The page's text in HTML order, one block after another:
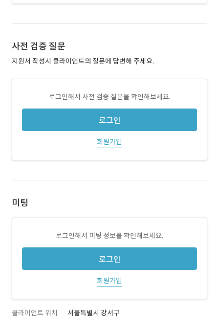
사전 검증 질문
지원서 작성시 클라이언트의 질문에 답변해 주세요.
로그인해서 사전 검증 질문을 확인해보세요.
로그인
회원가입
미팅
로그인해서 미팅 정보를 확인해보세요.
로그인
회원가입
클라이언트 위치 서울특별시 강서구